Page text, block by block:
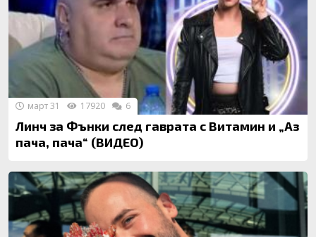
Линч за Фънки след гаврата с Витамин и „Аз
пача, пача“ (ВИДЕО)
март 31 17920 6